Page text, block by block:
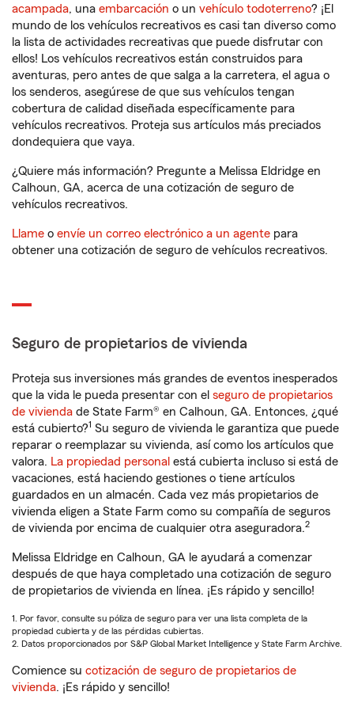
acampada, una embarcación o un vehículo todoterreno? ¡El
mundo de los vehículos recreativos es casi tan diverso como
la lista de actividades recreativas que puede disfrutar con
ellos! Los vehículos recreativos están construidos para
aventuras, pero antes de que salga a la carretera, el agua o
los senderos, asegúrese de que sus vehículos tengan
cobertura de calidad diseñada específicamente para
vehículos recreativos. Proteja sus artículos más preciados
dondequiera que vaya.
¿Quiere más información? Pregunte a Melissa Eldridge en
Calhoun, GA, acerca de una cotización de seguro de
vehículos recreativos.
Llame o envíe un correo electrónico a un agente para
obtener una cotización de seguro de vehículos recreativos.
Seguro de propietarios de vivienda
Proteja sus inversiones más grandes de eventos inesperados
que la vida le pueda presentar con el seguro de propietarios
de vivienda de State Farm® en Calhoun, GA. Entonces, ¿qué
está cubierto?1 Su seguro de vivienda le garantiza que puede
reparar o reemplazar su vivienda, así como los artículos que
valora. La propiedad personal está cubierta incluso si está de
vacaciones, está haciendo gestiones o tiene artículos
guardados en un almacén. Cada vez más propietarios de
vivienda eligen a State Farm como su compañía de seguros
de vivienda por encima de cualquier otra aseguradora.2
Melissa Eldridge en Calhoun, GA le ayudará a comenzar
después de que haya completado una cotización de seguro
de propietarios de vivienda en línea. ¡Es rápido y sencillo!
1. Por favor, consulte su póliza de seguro para ver una lista completa de la
propiedad cubierta y de las pérdidas cubiertas.
2. Datos proporcionados por S&P Global Market Intelligence y State Farm Archive.
Comience su cotización de seguro de propietarios de
vivienda. ¡Es rápido y sencillo!